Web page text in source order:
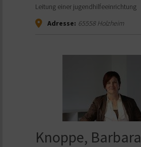
Leitung einer jugendhilfeeinrichtung
Adresse: 65558Holzheim
Knoppe, Barbara